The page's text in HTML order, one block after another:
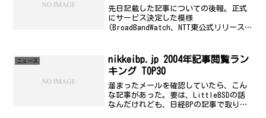
先日記載した記事についての後報。正式
にサービス決定した模様
(BroadBandWatch、NTT東公式リリース、
料値下げ 現在、税込4,725円→税込
4,305円 ...
ニュース
nikkeibp.jp 2004年記事閲覧ラン
キング TOP30
溜まったメールを確認していたら、こん
な記事があった。要は、LittleBSDの話
なんだけれども、日経BPの記事で取り上